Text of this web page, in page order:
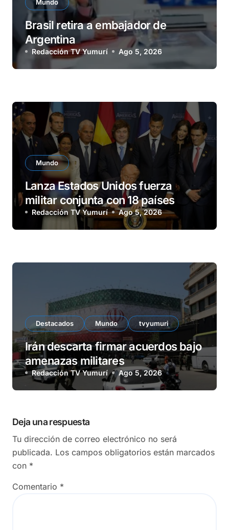
Mundo
Brasil retira a embajador de
Argentina
Redacción TV Yumurí Ago 5, 2026
Mundo
Lanza Estados Unidos fuerza
militar conjunta con 18 países
Redacción TV Yumurí Ago 5, 2026
Destacados Mundo tvyumuri
Irán descarta firmar acuerdos bajo
amenazas militares
Redacción TV Yumurí Ago 5, 2026
Deja una respuesta
Tu dirección de correo electrónico no será
publicada. Los campos obligatorios están marcados
con *
Comentario *